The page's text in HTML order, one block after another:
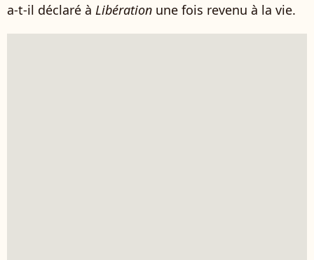
a-t-il déclaré à Libération une fois revenu à la vie.